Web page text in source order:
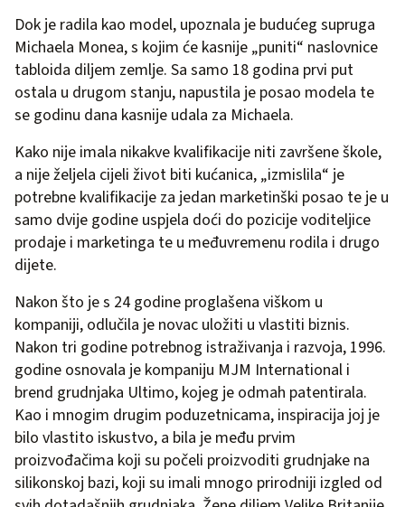
Dok je radila kao model, upoznala je budućeg supruga
Michaela Monea, s kojim će kasnije „puniti“ naslovnice
tabloida diljem zemlje. Sa samo 18 godina prvi put
ostala u drugom stanju, napustila je posao modela te
se godinu dana kasnije udala za Michaela.
Kako nije imala nikakve kvalifikacije niti završene škole,
a nije željela cijeli život biti kućanica, „izmislila“ je
potrebne kvalifikacije za jedan marketinški posao te je u
samo dvije godine uspjela doći do pozicije voditeljice
prodaje i marketinga te u međuvremenu rodila i drugo
dijete.
Nakon što je s 24 godine proglašena viškom u
kompaniji, odlučila je novac uložiti u vlastiti biznis.
Nakon tri godine potrebnog istraživanja i razvoja, 1996.
godine osnovala je kompaniju MJM International i
brend grudnjaka Ultimo, kojeg je odmah patentirala.
Kao i mnogim drugim poduzetnicama, inspiracija joj je
bilo vlastito iskustvo, a bila je među prvim
proizvođačima koji su počeli proizvoditi grudnjake na
silikonskoj bazi, koji su imali mnogo prirodniji izgled od